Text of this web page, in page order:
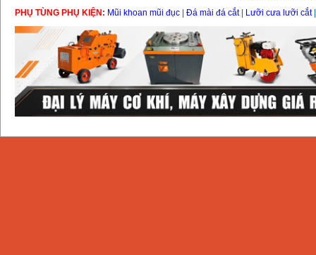
PHỤ TÙNG PHỤ KIỆN: Mũi khoan mũi đục Đá mài đá cắt| Lưỡi cưa lưỡi cắt